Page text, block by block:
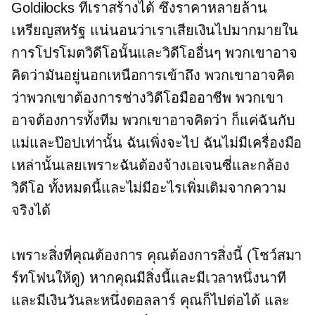
Goldilocks ที่เราสร้างได้ ซึ่งราคาหลายล้าน
เหรียญสหรัฐ แน่นอนว่าเราเสียเงินไปมากมายใน
การโปรโมตวิดีโอนั้นและวิดีโออื่นๆ พวกเขาอาจ
คิดว่ามันอยู่นอกเหนือการเข้าถึง พวกเขาอาจคิด
ว่าพวกเขาต้องการช่างวิดีโอมืออาชีพ พวกเขา
อาจต้องการทั้งทีม พวกเขาอาจคิดว่า ก็แค่ฉันกับ
แม่และป๊อปเท่านั้น ฉันเพิ่งจะไป ฉันไม่มีเครื่องมือ
เหล่านั้นเลยเพราะฉันต้องจ้างเอเจนซี่และกล้อง
วิดีโอ ทั้งหมดนี้และไม่มีอะไรเพิ่มเติมจากความ
จริงได้
เพราะสิ่งที่คุณต้องการ คุณต้องการสิ่งนี้ (โชว์สมา
ร์ทโฟนให้ดู) หากคุณมีสิ่งนี้และมีเวลาหนึ่งนาที
และมีเงินวันละหนึ่งดอลลาร์ คุณก็ไปต่อได้ และ